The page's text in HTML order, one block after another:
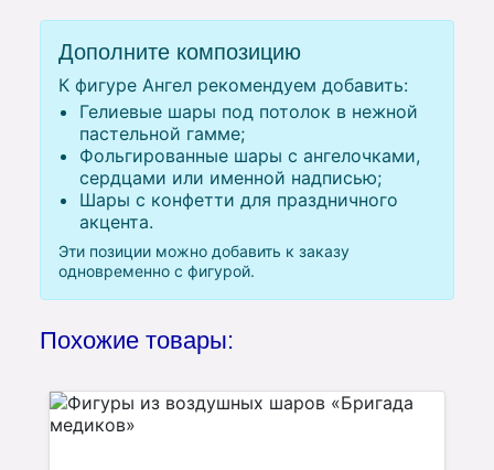
Дополните композицию
К фигуре Ангел рекомендуем добавить:
Гелиевые шары под потолок в нежной
пастельной гамме;
Фольгированные шары с ангелочками,
сердцами или именной надписью;
Шары с конфетти для праздничного
акцента.
Эти позиции можно добавить к заказу
одновременно с фигурой.
Похожие товары: